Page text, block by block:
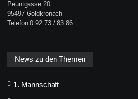
Peuntgasse 20
95497 Goldkronach
Telefon 0 92 73 / 83 86
News zu den Themen
1. Mannschaft